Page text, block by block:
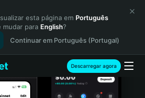
esta página em Português
mudar para English?
Continuar em Português (Portugal)
Descarregar agora